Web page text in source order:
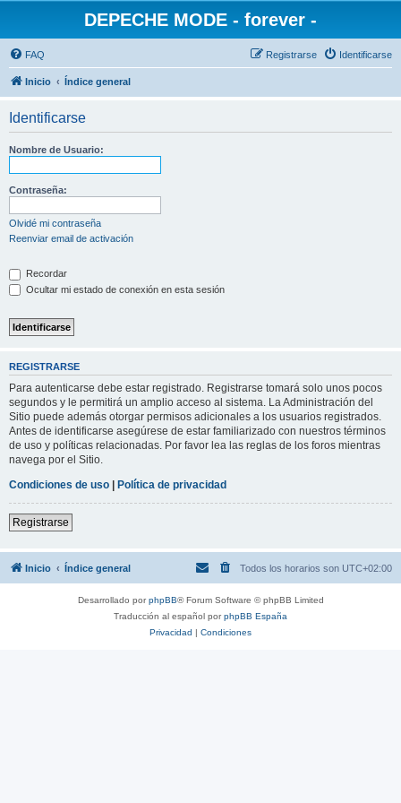
DEPECHE MODE - forever -
FAQ Identificarse
Registrarse
Inicio Índice general
Identificarse
Nombre de Usuario:
Contraseña:
Olvidé mi contraseña
Reenviar email de activación
Recordar
Ocultar mi estado de conexión en esta sesión
REGISTRARSE
Para autenticarse debe estar registrado. Registrarse tomará solo unos pocos
segundos y le permitirá un amplio acceso al sistema. La Administración del
Sitio puede además otorgar permisos adicionales a los usuarios registrados.
Antes de identificarse asegúrese de estar familiarizado con nuestros términos
de uso y políticas relacionadas. Por favor lea las reglas de los foros mientras
navega por el Sitio.
Condiciones de uso | Política de privacidad
Registrarse
Inicio Índice general Todos los horarios son UTC+02:00
Desarrollado porphpBB® Forum Software © phpBB Limited
Traducción al español porphpBB España
Privacidad | Condiciones